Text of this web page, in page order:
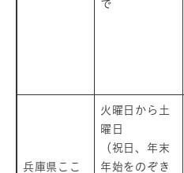
で
兵庫県ここ
火曜日から土
曜日
（祝日、年末
年始をのぞき